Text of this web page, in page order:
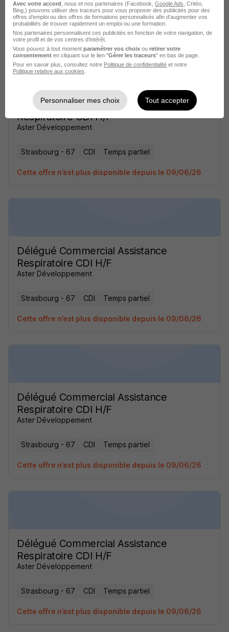
Strasbourg - 67 CDI Temps partiel
Cette offre n’est plus disponible depuis le 09/06/26
Délégué Commercial Assistance
Respiratoire CDI H/F
Aster Développement
Strasbourg - 67 CDI Temps partiel
Cette offre n’est plus disponible depuis le 09/06/26
Délégué Commercial Assistance
Respiratoire CDI H/F
Aster Développement
Strasbourg - 67 CDI Temps partiel
Cette offre n’est plus disponible depuis le 09/06/26
Délégué Commercial Assistance
Respiratoire CDI H/F
Aster Développement
Strasbourg - 67 CDI Temps partiel
Cette offre n’est plus disponible depuis le 09/06/26
Délégué Commercial Assistance
Respiratoire CDI H/F
Aster Développement
Strasbourg - 67 CDI Temps partiel
Cette offre n’est plus disponible depuis le 09/06/26
Avec votre accord , nous et nos partenaires (Facebook, Google Ads , Critéo,
Bing,) pouvons utiliser des traceurs pour vous proposer des publicités pour des
offres d’emploi ou des offres de formations personnalisés afin d’augmenter vos
probabilités de trouver rapidement un emploi ou une formation.
Nos partenaires personnalisent ces publicités en fonction de votre navigation, de
votre profil et de vos centres d’intérêt.
Vous pouvez à tout moment paramétrer vos choix ou retirer votre
consentement en cliquant sur le lien "Gérer les traceurs" en bas de page.
Pour en savoir plus, consultez notre Politique de confidentialité et notre
Politique relative aux cookies
Personnaliser mes choix Tout accepter